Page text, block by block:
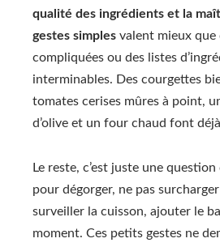
qualité des ingrédients et la
gestes simples valent mieux que
compliquées ou des listes
interminables. Des courgettes
tomates cerises mûres à point,
d’olive et un four chaud font
Le reste, c’est juste une
pour dégorger, ne pas
surveiller la cuisson, ajouter le
moment. Ces petits gestes ne